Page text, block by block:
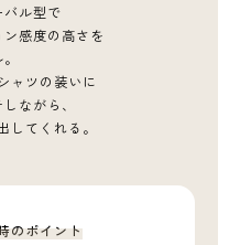
バル型で
感度の高さを
ャツの装いに
ながら、
してくれる。
のポイント